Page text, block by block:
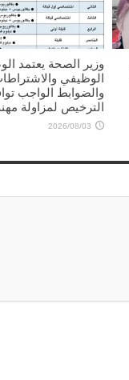
وزير الصحة يعتمد
الوظيفي
والضوابط الواجب
الترخيص لمزاولة
2026/08/03